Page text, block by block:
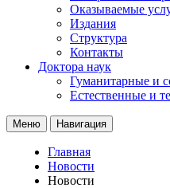
Оказываемые
Издания
Структура
Контакты
Доктора наук
Гуманитарные и
Естественные и
Меню Навигация
Главная
Новости
Новости